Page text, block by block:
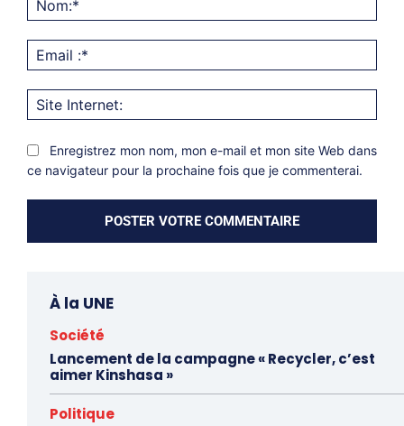
:*
Enregistrez mon nom, mon e-mail et mon site Web dans
ce navigateur pour la prochaine fois que je commenterai.
À la UNE
Société
Lancement de la campagne « Recycler, c’est
aimer Kinshasa »
Politique